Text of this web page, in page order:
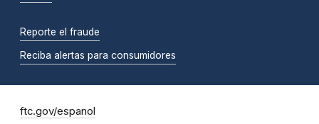
Reporte el fraude
Reciba alertas para consumidores
ftc.gov/espanol